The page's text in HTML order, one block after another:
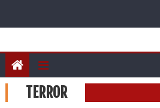
TERROR